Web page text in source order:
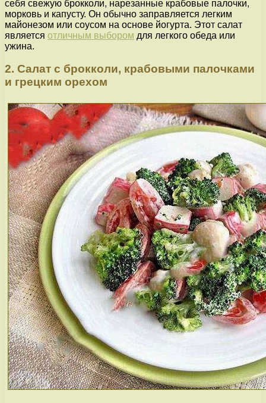
себя свежую брокколи, нарезанные крабовые палочки,
морковь и капусту. Он обычно заправляется легким
майонезом или соусом на основе йогурта. Этот салат
является отличным выбором для легкого обеда или
ужина.
2. Салат с брокколи, крабовыми палочками
и грецким орехом